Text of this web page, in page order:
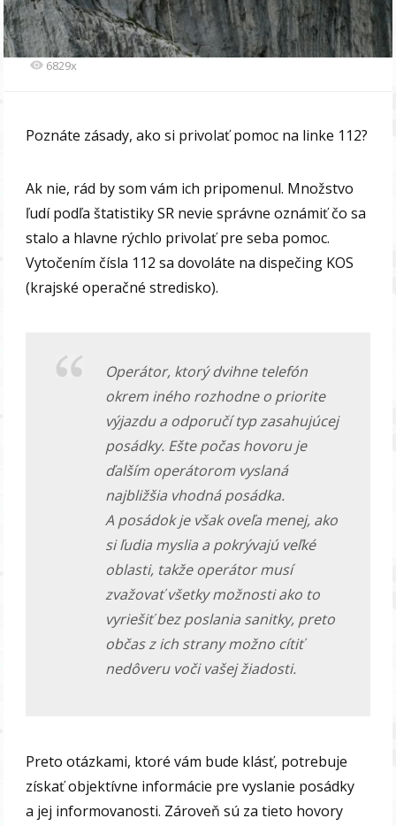
6829x
Poznáte zásady, ako si privolať pomoc na linke 112?
Ak nie, rád by som vám ich pripomenul. Množstvo
ľudí podľa štatistiky SR nevie správne oznámiť čo sa
stalo a hlavne rýchlo privolať pre seba pomoc.
Vytočením čísla 112 sa dovoláte na dispečing KOS
(krajské operačné stredisko).
Operátor, ktorý dvihne telefón
okrem iného rozhodne o priorite
výjazdu a odporučí typ zasahujúcej
posádky. Ešte počas hovoru je
ďalším operátorom vyslaná
najbližšia vhodná posádka.
A posádok je však oveľa menej, ako
si ľudia myslia a pokrývajú veľké
oblasti, takže operátor musí
zvažovať všetky možnosti ako to
vyriešiť bez poslania sanitky, preto
občas z ich strany možno cítiť
nedôveru voči vašej žiadosti.
Preto otázkami, ktoré vám bude klásť, potrebuje
získať objektívne informácie pre vyslanie posádky
a jej informovanosti. Zároveň sú za tieto hovory